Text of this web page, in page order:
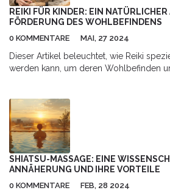
Wohlbefindens.
REIKI FÜR KINDER: EIN
FÖRDERUNG DES WOHLBEFINDENS
0 KOMMENTARE MAI, 27 2024
Dieser Artikel beleuchtet, wie Reiki
werden kann, um deren Wohlbefinden
Zusätzlich werden Tipps gegeben, wie
integrieren können.
SHIATSU-MASSAGE: EINE
ANNÄHERUNG UND IHRE VORTEILE
0 KOMMENTARE FEB, 28 2024